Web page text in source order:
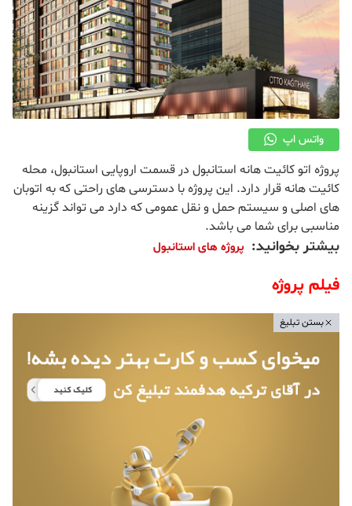
واتس اپ
پروژه اتو کائیت هانه استانبول در قسمت اروپایی استانبول، محله
کائیت هانه قرار دارد. این پروژه با دسترسی های راحتی که به اتوبان
های اصلی و سیستم حمل و نقل عمومی که دارد می تواند گزینه
مناسبی برای شما می باشد.
بیشتر بخوانید: پروژه های استانبول
فیلم پروژه
بستن تبلیغ